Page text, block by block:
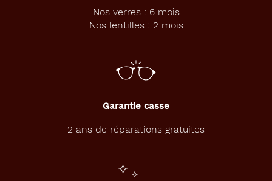
Nos verres : 6 mois
Nos lentilles : 2 mois
Garantie casse
2 ans de réparations gratuites